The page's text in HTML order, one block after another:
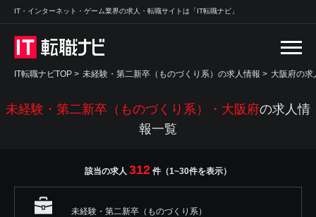
IT・インターネット・ゲーム業界の求人・転職サイトは「IT転職ナビ」
IT転職ナビTOP > 未経験・第二新卒（ものづくり系）の求人情報 > 大阪府の求
未経験・第二新卒（ものづくり系）・大阪府の求人情
報一覧
該当の求人 312 件（1~30件を表示）
未経験・第二新卒（ものづくり系）